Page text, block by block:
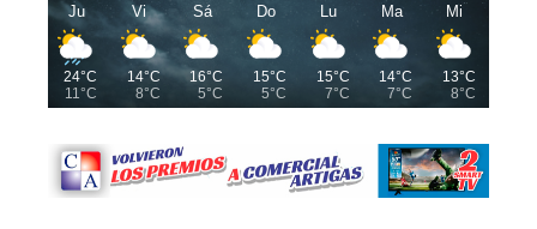
Ju
24°C
11°C
Vi
14°C
8°C
Sá
16°C
5°C
Do
15°C
5°C
Lu
15°C
7°C
Ma
14°C
7°C
Mi
13°C
8°C